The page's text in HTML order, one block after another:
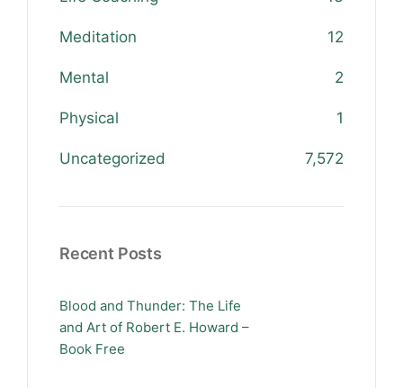
Meditation 12
Mental 2
Physical 1
Uncategorized 7,572
Recent Posts
Blood and Thunder: The Life
and Art of Robert E. Howard –
Book Free